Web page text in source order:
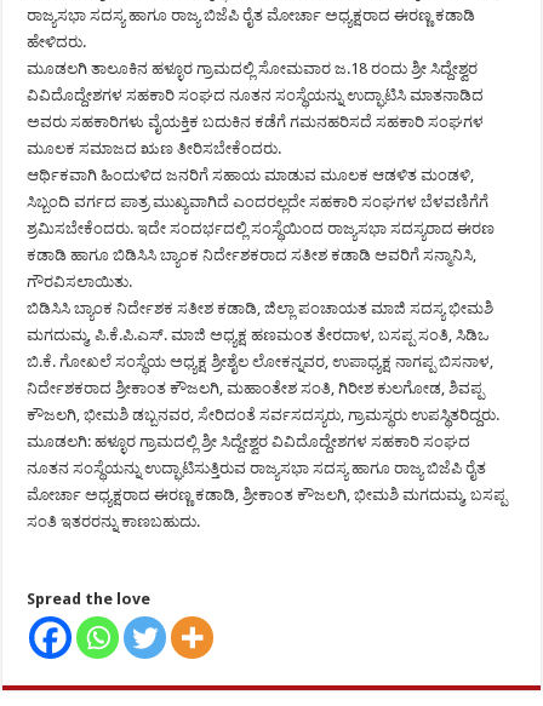
ರಾಜ್ಯಸಭಾ ಸದಸ್ಯ ಹಾಗೂ ರಾಜ್ಯ ಬಿಜೆಪಿ ರೈತ ಮೋರ್ಚಾ ಅಧ್ಯಕ್ಷರಾದ ಈರಣ್ಣ ಕಡಾಡಿ
ಹೇಳಿದರು.
ಮೂಡಲಗಿ ತಾಲೂಕಿನ ಹಳ್ಳೂರ ಗ್ರಾಮದಲ್ಲಿ ಸೋಮವಾರ ಜ.18 ರಂದು ಶ್ರೀ ಸಿದ್ದೇಶ್ವರ
ವಿವಿದೊದ್ದೇಶಗಳ ಸಹಕಾರಿ ಸಂಘದ ನೂತನ ಸಂಸ್ಥೆಯನ್ನು ಉದ್ಘಾಟಿಸಿ ಮಾತನಾಡಿದ
ಅವರು ಸಹಕಾರಿಗಳು ವೈಯಕ್ತಿಕ ಬದುಕಿನ ಕಡೆಗೆ ಗಮನಹರಿಸದೆ ಸಹಕಾರಿ ಸಂಘಗಳ
ಮೂಲಕ ಸಮಾಜದ ಋಣ ತೀರಿಸಬೇಕೆಂದರು.
ಆರ್ಥಿಕವಾಗಿ ಹಿಂದುಳಿದ ಜನರಿಗೆ ಸಹಾಯ ಮಾಡುವ ಮೂಲಕ ಆಡಳಿತ ಮಂಡಳಿ,
ಸಿಬ್ಬಂದಿ ವರ್ಗದ ಪಾತ್ರ ಮುಖ್ಯವಾಗಿದೆ ಎಂದರಲ್ಲದೇ ಸಹಕಾರಿ ಸಂಘಗಳ ಬೆಳವಣಿಗೆಗೆ
ಶ್ರಮಿಸಬೇಕೆಂದರು. ಇದೇ ಸಂದರ್ಭದಲ್ಲಿ ಸಂಸ್ಥೆಯಿಂದ ರಾಜ್ಯಸಭಾ ಸದಸ್ಯರಾದ ಈರಣ
ಕಡಾಡಿ ಹಾಗೂ ಬಿಡಿಸಿಸಿ ಬ್ಯಾಂಕ ನಿರ್ದೇಶಕರಾದ ಸತೀಶ ಕಡಾಡಿ ಅವರಿಗೆ ಸನ್ಮಾನಿಸಿ,
ಗೌರವಿಸಲಾಯಿತು.
ಬಿಡಿಸಿಸಿ ಬ್ಯಾಂಕ ನಿರ್ದೇಶಕ ಸತೀಶ ಕಡಾಡಿ, ಜಿಲ್ಲಾ ಪಂಚಾಯತ ಮಾಜಿ ಸದಸ್ಯ ಭೀಮಶಿ
ಮಗದುಮ್ಮ, ಪಿ.ಕೆ.ಪಿ.ಎಸ್. ಮಾಜಿ ಅಧ್ಯಕ್ಷ ಹಣಮಂತ ತೇರದಾಳ, ಬಸಪ್ಪ ಸಂತಿ, ಸಿಡಿಒ
ಬಿ.ಕೆ. ಗೋಖಲೆ ಸಂಸ್ಥೆಯ ಅಧ್ಯಕ್ಷ ಶ್ರೀಶೈಲ ಲೋಕನ್ನವರ, ಉಪಾಧ್ಯಕ್ಷ ನಾಗಪ್ಪ ಬಿಸನಾಳ,
ನಿರ್ದೇಶಕರಾದ ಶ್ರೀಕಾಂತ ಕೌಜಲಗಿ, ಮಹಾಂತೇಶ ಸಂತಿ, ಗಿರೀಶ ಕುಲಗೋಡ, ಶಿವಪ್ಪ
ಕೌಜಲಗಿ, ಭೀಮಶಿ ಡಬ್ಬನವರ, ಸೇರಿದಂತೆ ಸರ್ವಸದಸ್ಯರು, ಗ್ರಾಮಸ್ಥರು ಉಪಸ್ಥಿತರಿದ್ದರು.
ಮೂಡಲಗಿ: ಹಳ್ಳೂರ ಗ್ರಾಮದಲ್ಲಿ ಶ್ರೀ ಸಿದ್ದೇಶ್ವರ ವಿವಿದೊದ್ದೇಶಗಳ ಸಹಕಾರಿ ಸಂಘದ
ನೂತನ ಸಂಸ್ಥೆಯನ್ನು ಉದ್ಘಾಟಿಸುತ್ತಿರುವ ರಾಜ್ಯಸಭಾ ಸದಸ್ಯ ಹಾಗೂ ರಾಜ್ಯ ಬಿಜೆಪಿ ರೈತ
ಮೋರ್ಚಾ ಅಧ್ಯಕ್ಷರಾದ ಈರಣ್ಣ ಕಡಾಡಿ, ಶ್ರೀಕಾಂತ ಕೌಜಲಗಿ, ಭೀಮಶಿ ಮಗದುಮ್ಮ, ಬಸಪ್ಪ
ಸಂತಿ ಇತರರನ್ನು ಕಾಣಬಹುದು.
Spread the love